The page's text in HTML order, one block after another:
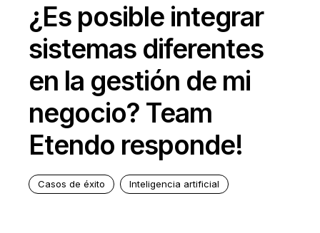
¿Es posible integrar
sistemas diferentes
en la gestión de mi
negocio? Team
Etendo responde!
Casos de éxito Inteligencia artificial